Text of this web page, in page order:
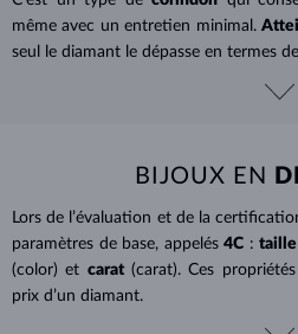
même avec un entretien minimal.
seul le diamant le dépasse en termes
BIJOUX EN
Lors de l’évaluation et de la
paramètres de base, appelés 4C : taille
(color) et carat (carat). Ces
prix d’un diamant.